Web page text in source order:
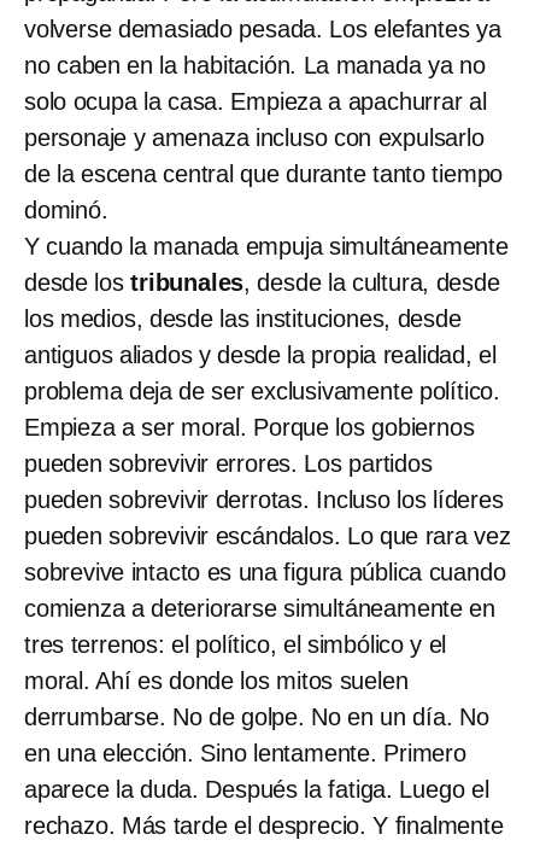
volverse demasiado pesada. Los elefantes ya
no caben en la habitación. La manada ya no
solo ocupa la casa. Empieza a apachurrar al
personaje y amenaza incluso con expulsarlo
de la escena central que durante tanto tiempo
dominó.
Y cuando la manada empuja simultáneamente
desde lostribunales, desde la cultura, desde
los medios, desde las instituciones, desde
antiguos aliados y desde la propia realidad, el
problema deja de ser exclusivamente político.
Empieza a ser moral. Porque los gobiernos
pueden sobrevivir errores. Los partidos
pueden sobrevivir derrotas. Incluso los líderes
pueden sobrevivir escándalos. Lo que rara vez
sobrevive intacto es una figura pública cuando
comienza a deteriorarse simultáneamente en
tres terrenos: el político, el simbólico y el
moral. Ahí es donde los mitos suelen
derrumbarse. No de golpe. No en un día. No
en una elección. Sino lentamente. Primero
aparece la duda. Después la fatiga. Luego el
rechazo. Más tarde el desprecio. Y finalmente